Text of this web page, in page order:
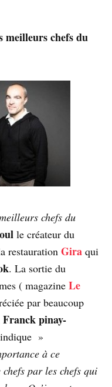
meilleurs chefs du
chefs du
le créateur du
restauration Gira qui
. La sortie du
( magazine Le
par beaucoup
Franck pinay-
indique »
à ce
par les chefs qui